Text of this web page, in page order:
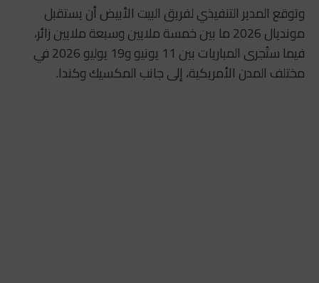
وتوقع المدير التنفيذي لفريق البيت الأبيض أن يستقبل
مونديال 2026 ما بين خمسة ملايين وسبعة ملايين زائر،
فيما ستُجرى المباريات بين 11 يونيو و19 يوليو 2026 في
مختلف المدن الأمريكية، إلى جانب المكسيك وكندا.